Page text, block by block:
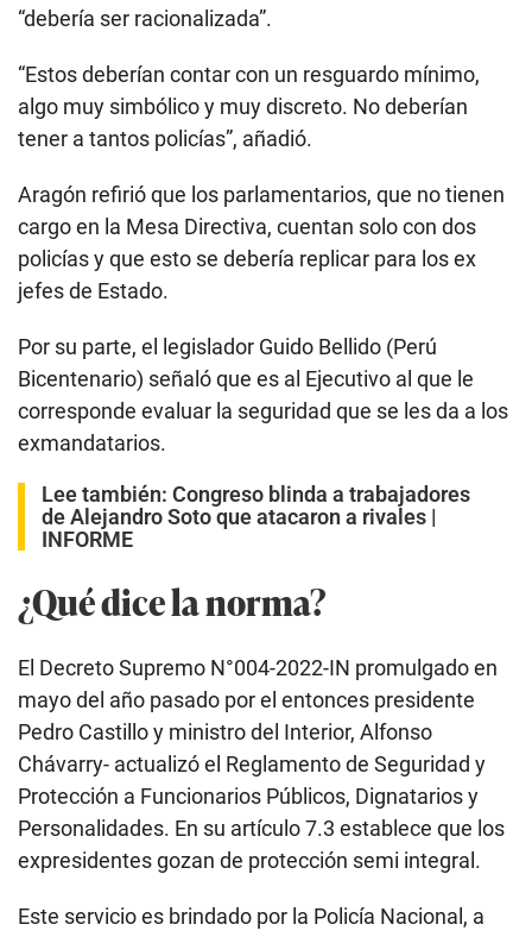
“debería ser racionalizada”.
“Estos deberían contar con un resguardo mínimo,
algo muy simbólico y muy discreto. No deberían
tener a tantos policías”, añadió.
Aragón refirió que los parlamentarios, que no tienen
cargo en la Mesa Directiva, cuentan solo con dos
policías y que esto se debería replicar para los ex
jefes de Estado.
Por su parte, el legislador Guido Bellido (Perú
Bicentenario) señaló que es al Ejecutivo al que le
corresponde evaluar la seguridad que se les da a los
exmandatarios.
Lee también: Congreso blinda a trabajadores
de Alejandro Soto que atacaron a rivales |
INFORME
¿Qué dice la norma?
El Decreto Supremo N°004-2022-IN promulgado en
mayo del año pasado por el entonces presidente
Pedro Castillo y ministro del Interior, Alfonso
Chávarry- actualizó el Reglamento de Seguridad y
Protección a Funcionarios Públicos, Dignatarios y
Personalidades. En su artículo 7.3 establece que los
expresidentes gozan de protección semi integral.
Este servicio es brindado por la Policía Nacional, a